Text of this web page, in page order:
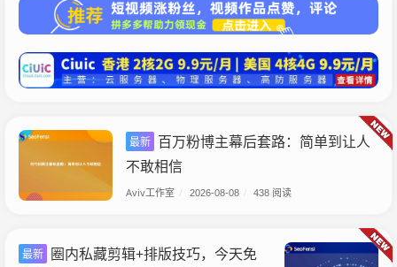
最新 百万粉博主幕后套路：简单到让人
不敢相信
Aviv工作室 2026-08-08 438 阅读
最新 圈内私藏剪辑+排版技巧，今天免